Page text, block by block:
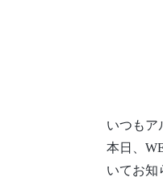
いつもア
本日、
いてお知